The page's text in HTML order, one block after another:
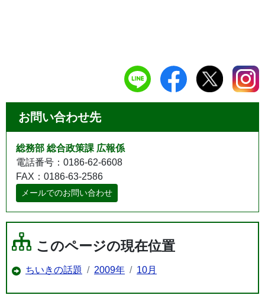
お問い合わせ先
総務部 総合政策課 広報係
電話番号：0186-62-6608
FAX：0186-63-2586
メールでのお問い合わせ
このページの現在位置
ちいきの話題 2009年 10月